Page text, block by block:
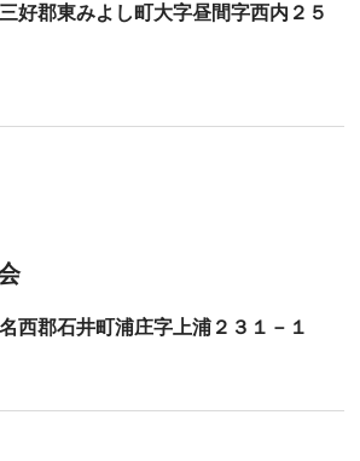
好郡東みよし町大字昼間字西内２５
西郡石井町浦庄字上浦２３１－１